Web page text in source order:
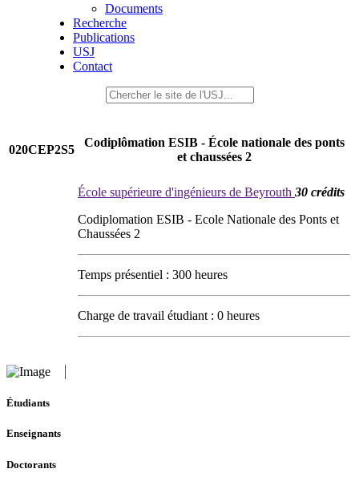
Documents
Recherche
Publications
USJ
Contact
020CEP2S5
Codiplômation ESIB - École nationale des ponts
et chaussées 2
École supérieure d'ingénieurs de Beyrouth 30 crédits
Codiplomation ESIB - Ecole Nationale des Ponts et
Chaussées 2
Temps présentiel : 300 heures
Charge de travail étudiant : 0 heures
Étudiants
Enseignants
Doctorants